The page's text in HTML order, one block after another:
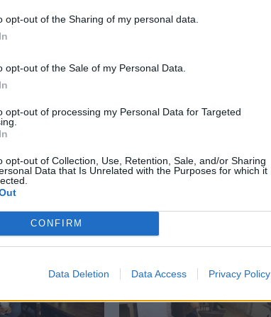
opt-out of the Sharing of my personal data.
opt-out of the Sale of my Personal Data.
opt-out of processing my Personal Data for Targeted
opt-out of Collection, Use, Retention, Sale, and/or Sharing
Data that Is Unrelated with the Purposes for which it
CONFIRM
Data Deletion Data Access Privacy Policy
pro seniory a školství